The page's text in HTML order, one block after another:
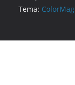
Tema: ColorMag